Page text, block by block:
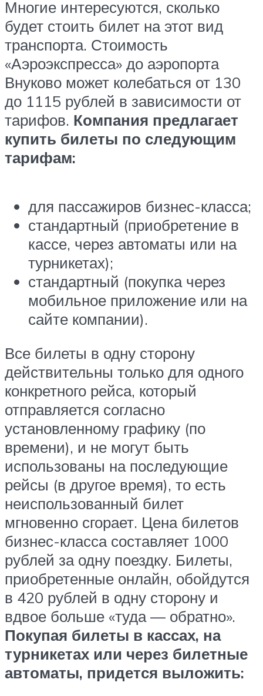
Многие интересуются, сколько
будет стоить билет на этот вид
транспорта. Стоимость
«Аэроэкспресса» до аэропорта
Внуково может колебаться от 130
до 1115 рублей в зависимости от
тарифов. Компания предлагает
купить билеты по следующим
тарифам:
для пассажиров бизнес-класса;
стандартный (приобретение в
кассе, через автоматы или на
турникетах);
стандартный (покупка через
мобильное приложение или на
сайте компании).
Все билеты в одну сторону
действительны только для одного
конкретного рейса, который
отправляется согласно
установленному графику (по
времени), и не могут быть
использованы на последующие
рейсы (в другое время), то есть
неиспользованный билет
мгновенно сгорает. Цена билетов
бизнес-класса составляет 1000
рублей за одну поездку. Билеты,
приобретенные онлайн, обойдутся
в 420 рублей в одну сторону и
вдвое больше «туда — обратно».
Покупая билеты в кассах, на
турникетах или через билетные
автоматы, придется выложить: